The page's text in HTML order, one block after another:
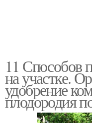
11 Способов
на участке.
удобрение
плодородия